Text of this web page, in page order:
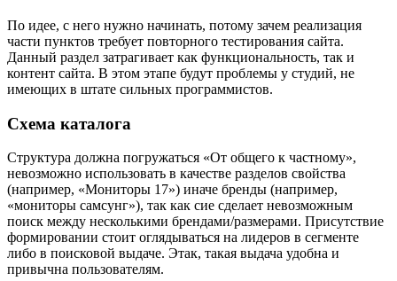
По идее, с него нужно начинать, потому зачем реализация
части пунктов требует повторного тестирования сайта.
Данный раздел затрагивает как функциональность, так и
контент сайта. В этом этапе будут проблемы у студий, не
имеющих в штате сильных программистов.
Схема каталога
Структура должна погружаться «От общего к частному»,
невозможно использовать в качестве разделов свойства
(например, «Мониторы 17») иначе бренды (например,
«мониторы самсунг»), так как сие сделает невозможным
поиск между несколькими брендами/размерами. Присутствие
формировании стоит оглядываться на лидеров в сегменте
либо в поисковой выдаче. Этак, такая выдача удобна и
привычна пользователям.